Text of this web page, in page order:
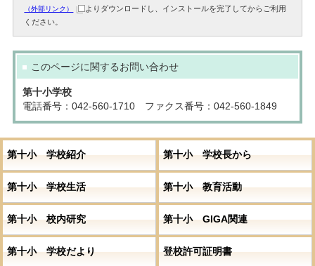
（外部リンク）
よりダウンロードし、インストールを完了してからご利用
ください。
このページに関する お問い合わせ
第十小学校
電話番号：042-560-1710 ファクス番号：042-560-1849
第十小 学校紹介 第十小 学校長から
第十小 学校生活 第十小 教育活動
第十小 校内研究 第十小 GIGA関連
第十小 学校だより 登校許可証明書